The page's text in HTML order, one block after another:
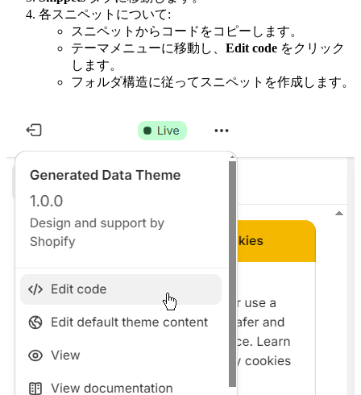
各スニペットについて:
スニペットからコードをコピーします。
テーマメニューに移動し、 Edit code をクリック
します。
フォルダ構造に従ってスニペットを作成します。